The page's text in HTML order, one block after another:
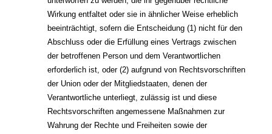
Wirkung entfaltet oder sie in ähnlicher Weise erheblich
beeinträchtigt, sofern die Entscheidung (1) nicht für den
Abschluss oder die Erfüllung eines Vertrags zwischen
der betroffenen Person und dem Verantwortlichen
erforderlich ist, oder (2) aufgrund von Rechtsvorschriften
der Union oder der Mitgliedstaaten, denen der
Verantwortliche unterliegt, zulässig ist und diese
Rechtsvorschriften angemessene Maßnahmen zur
Wahrung der Rechte und Freiheiten sowie der